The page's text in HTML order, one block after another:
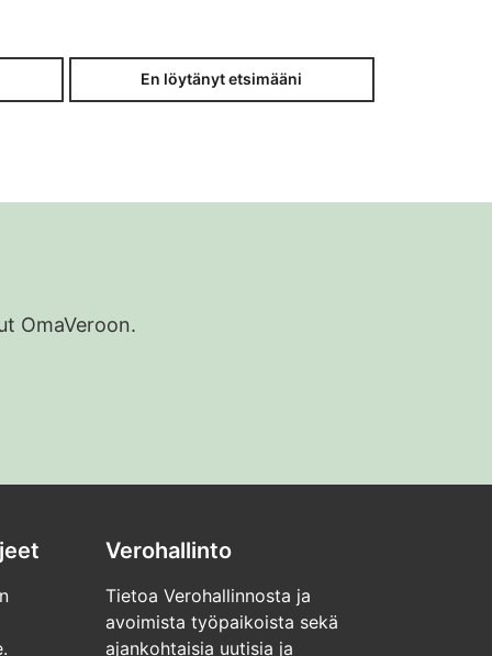
En löytänyt etsimääni
OmaVeroon.
Verohallinto
Tietoa Verohallinnosta ja
avoimista työpaikoista sekä
ajankohtaisia uutisia ja